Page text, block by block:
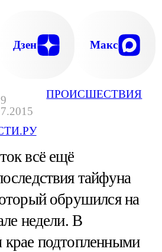
ПРОИСШЕСТВИЯ
Дзен Макс
всё ещё
тайфуна
обрушился на
недели. В
крае подтопленными